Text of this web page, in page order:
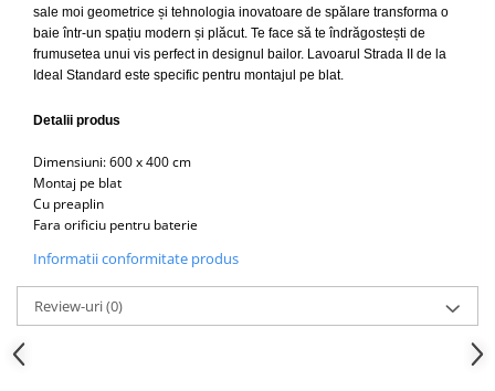
Capace WC softclose
Capace WC clasice
Capace bideuri
sale moi geometrice și tehnologia inovatoare de spălare transforma o
baie într-un spațiu modern și plăcut. Te face să te îndrăgostești de
frumusetea unui vis perfect in designul bailor. Lavoarul Strada II de la
Ideal Standard este specific pentru montajul pe blat.
Detalii produs
Dimensiuni: 600 x 400 cm
Montaj pe blat
Cu preaplin
Fara orificiu pentru baterie
Informatii conformitate produs
Review-uri(0)